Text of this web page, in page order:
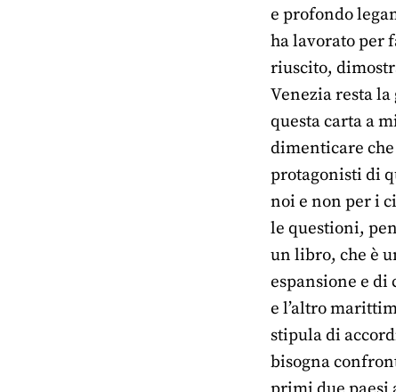
e profondo
ha lavorato per
riuscito,
Venezia resta
questa carta a
dimenticare che
protagonisti di
noi e non per i
le questioni,
un libro, che è
espansione e
e l’altro
stipula di
bisogna